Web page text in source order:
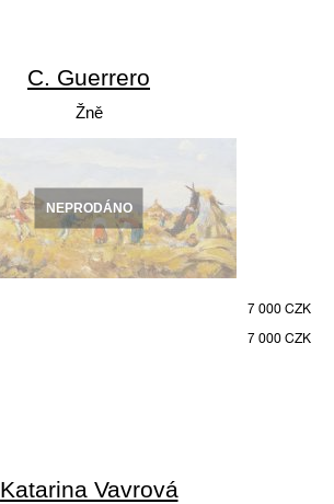
C. Guerrero
Žně
NEPRODÁNO
7 000 CZK
7 000 CZK
Katarina Vavrová